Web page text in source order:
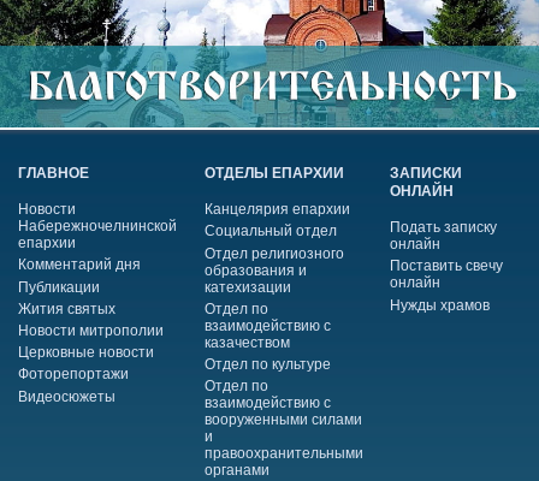
ГЛАВНОЕ
Новости
Набережночелнинской
епархии
Комментарий дня
Публикации
Жития святых
Новости митрополии
Церковные новости
Фоторепортажи
Видеосюжеты
ОТДЕЛЫ ЕПАРХИИ
Канцелярия епархии
Социальный отдел
Отдел религиозного
образования и
катехизации
Отдел по
взаимодействию с
казачеством
Отдел по культуре
Отдел по
взаимодействию с
вооруженными силами
и
правоохранительными
органами
ЗАПИСКИ
ОНЛАЙН
Подать записку
онлайн
Поставить свечу
онлайн
Нужды храмов